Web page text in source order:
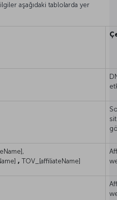
aşağıdaki tablolarda yer
, TOV_[affiliateName]